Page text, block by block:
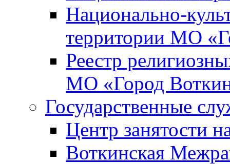
Национально-
территории МО
Реестр
МО «Город
Государственные
Центр занятости
Воткинская